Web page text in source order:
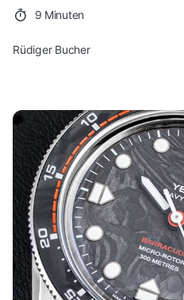
9 Minuten
Rüdiger Bucher